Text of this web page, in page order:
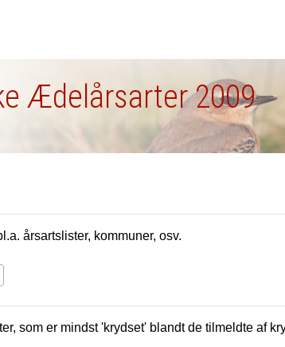
Ædelårsarter 2009
årsartslister, kommuner, osv.
som er mindst 'krydset' blandt de tilmeldte af